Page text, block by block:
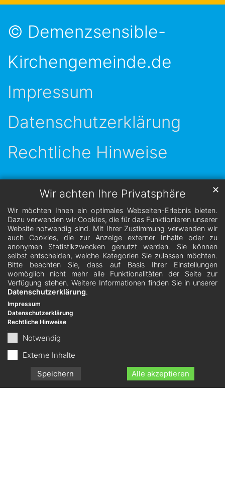
Wir achten Ihre Privatsphäre
Wir möchten Ihnen ein optimales Webseiten-Erlebnis bieten.
Dazu verwenden wir Cookies, die für das Funktionieren unserer
Website notwendig sind. Mit Ihrer Zustimmung verwenden wir
auch Cookies, die zur Anzeige externer Inhalte oder zu
anonymen Statistikzwecken genutzt werden. Sie können
selbst entscheiden, welche Kategorien Sie zulassen möchten.
Bitte beachten Sie, dass auf Basis Ihrer Einstellungen
womöglich nicht mehr alle Funktionalitäten der Seite zur
Verfügung stehen. Weitere Informationen finden Sie in unserer
Datenschutzerklärung.
Notwendig
Externe Inhalte
Speichern
Alle akzeptieren
✕
Impressum
Datenschutzerklärung
Rechtliche Hinweise
© Demenzsensible-
Kirchengemeinde.de
Impressum
Datenschutzerklärung
Rechtliche Hinweise